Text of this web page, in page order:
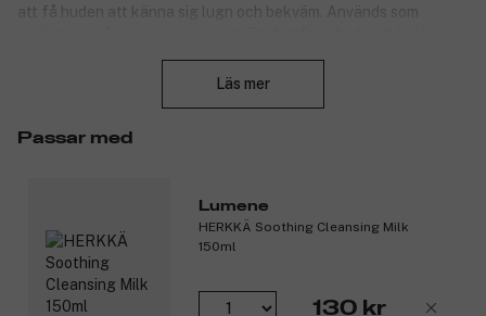
att få huden att känna sig lugn och bekväm.
Används som
Lämplig för känslig hud. 100 % vegansk.
3147108
Läs mer
Passar med
Lumene
HERKKÄ Soothing Cleansing Milk
150ml
130 kr